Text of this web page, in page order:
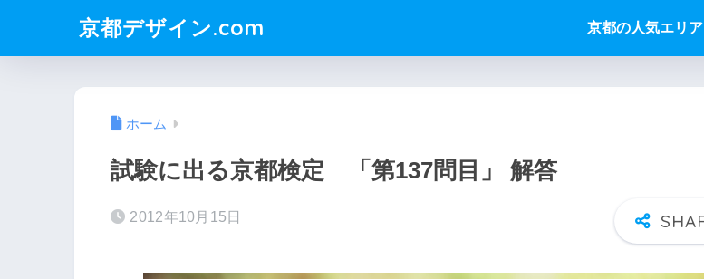
京都デザイン.com 京都の人気エリア
ホーム
試験に出る京都検定 「第137問目」 解答
2012年10月15日